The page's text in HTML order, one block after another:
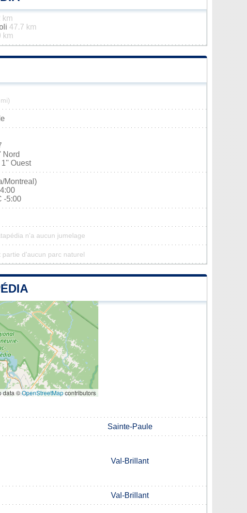
km
47.7 km
km
Nord
1'' Ouest
Montreal)
-5:00
n'a aucun jumelage
d'aucun parc naturel
data ©OpenStreetMapcontributors
Sainte-Paule
Val-Brillant
Val-Brillant